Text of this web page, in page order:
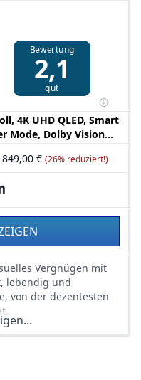
HGiG
Garantie und Infrarot-
Bewertung
2,1
gut
4K UHD QLED, Smart
Mode, Dolby Vision
AI 4K Upscaler,
[2025]
849,00 € (26% reduziert!)
Vergnügen mit
lebendig und
von der dezentesten
von Dolby